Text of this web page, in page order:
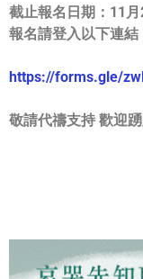
截止報名日期： 11月
報名請登入以下連結
https://forms.gle/
敬請代禱支持 歡迎